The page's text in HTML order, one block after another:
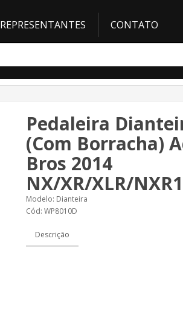
REPRESENTANTES CONTATO
Pedaleira
(Com Borracha)
Bros 2014
NX/XR/XLR/
Modelo: Dianteira
Cód: WP8010D
Descrição